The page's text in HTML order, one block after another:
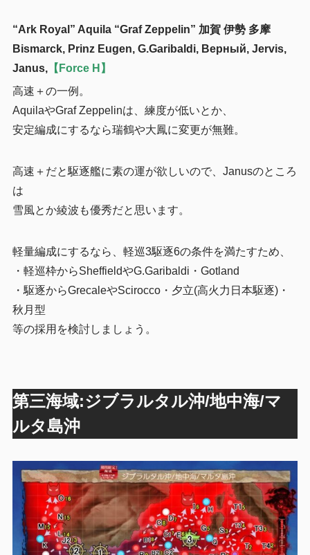
“Ark Royal” Aquila “Graf Zeppelin” 加賀 伊勢 多摩
Bismarck, Prinz Eugen, G.Garibaldi, Верный, Jervis,
Janus,【Force H】
高速＋の一例。
AquilaやGraf Zeppelinは、練度が低いとか、
安定編成にするなら瑞鶴や大鳳に変更が無難。
高速＋だと駆逐艦に素の運が欲しいので、Janusのところ
は
雪風とか綾波も優秀だと思います。
軽量編成にするなら、軽巡3駆逐6の条件を満たすため、
・軽巡枠からSheffieldやG.Garibaldi・Gotland
・駆逐からGrecaleやScirocco・夕立(高火力日本駆逐)・
秋月型
等の採用を検討しましょう。
第三海域:ジブラルタル沖/地中海/マ
ルタ島沖